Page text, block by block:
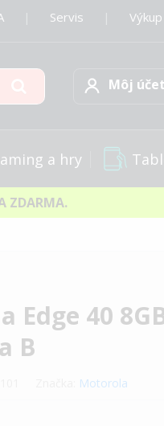
Servis Výkup
Môj účetMôj účet
a hry
ZDARMA.
Edge 40
B
Motorola